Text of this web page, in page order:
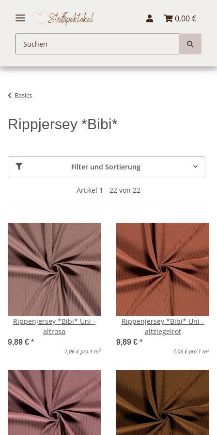
0,00 €
Basics
Rippjersey *Bibi*
Filter und Sortierung
Artikel 1 - 22 von 22
Rippenjersey *Bibi* Uni -
altrosa
9,89 € *
7,06 € pro 1 m 2
Rippenjersey *Bibi* Uni -
altziegelrot
9,89 € *
7,06 € pro 1 m 2